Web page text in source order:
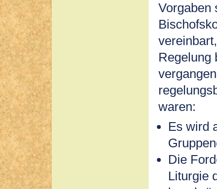
Vorgaben
Regelung
waren:
Es wird
Die
Liturgie